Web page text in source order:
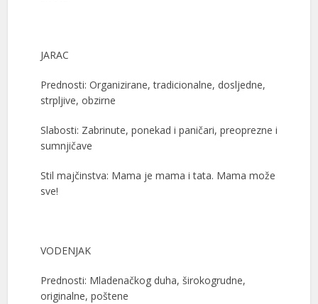
JARAC
Prednosti: Organizirane, tradicionalne, dosljedne,
strpljive, obzirne
Slabosti: Zabrinute, ponekad i paničari, preoprezne i
sumnjičave
Stil majčinstva: Mama je mama i tata. Mama može
sve!
VODENJAK
Prednosti: Mladenačkog duha, širokogrudne,
originalne, poštene